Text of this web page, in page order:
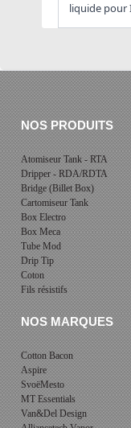
liquide pour
NOS PRODUITS
Atomiseur Tank - RTA
Dripper - RDA/RDTA
Bridge (Billet Box)
Cartomiseur Tank
Box Electro
Box Meca
Tube Mod
Drip Tip
Coton
Fils résistifs
NOS MARQUES
Cotton Bacon
Aspire
SvoëMesto
MT Essentials
Van&Del Design